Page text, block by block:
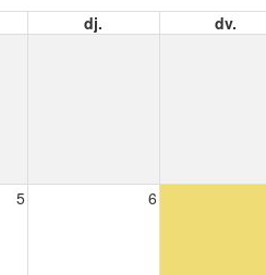
dj. dv.
5 6